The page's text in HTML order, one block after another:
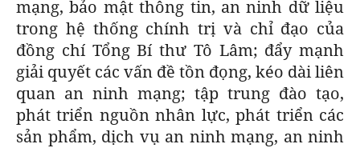
mạng, bảo mật thông tin, an ninh dữ liệu
trong hệ thống chính trị và chỉ đạo của
đồng chí Tổng Bí thư Tô Lâm; đẩy mạnh
giải quyết các vấn đề tồn đọng, kéo dài liên
quan an ninh mạng; tập trung đào tạo,
phát triển nguồn nhân lực, phát triển các
sản phẩm, dịch vụ an ninh mạng, an ninh